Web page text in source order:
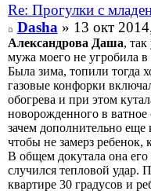
Re: Прогулки с
Dasha » 13 окт
Александрова Даша, так
мужа моего не угробила в
Была зима, топили тогда
газовые конфорки
обогрева и при этом
новорожденного в
зачем дополнительно еще
чтобы не замерз ребенок,
В общем докутала она его
случился тепловой удар.
квартире 30 градусов и